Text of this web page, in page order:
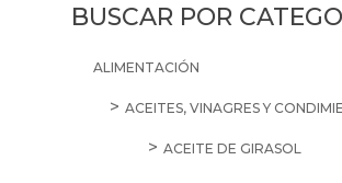
DaniBUSCAR POR
ALIMENTACIÓN
ACEITES, VINAGRES Y
ACEITE DE GIRASOL